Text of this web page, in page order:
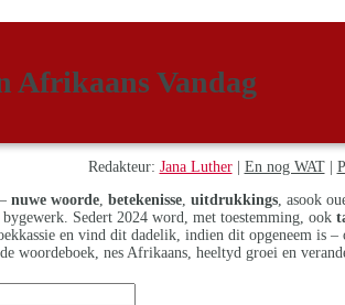
Afrikaans Vandag
Redakteur: Jana Luther| En nog WAT|
nuwe woorde betekenisse uitdrukkings , asook
bygewerk. Sedert 2024 word, met toestemming, ook
en vind dit dadelik, indien dit opgeneem is
woordeboek, nes Afrikaans, heeltyd groei en